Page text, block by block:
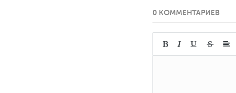
0 КОММЕНТАРИЕВ